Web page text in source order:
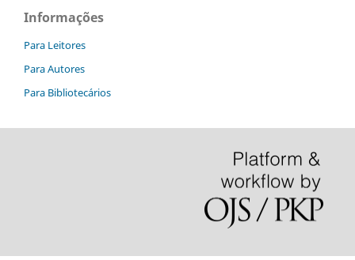
Informações
Para Leitores
Para Autores
Para Bibliotecários